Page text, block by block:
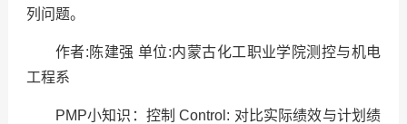
列问题。
作者:陈建强 单位:内蒙古化工职业学院测控与机电
工程系
PMP小知识：控制 Control: 对比实际绩效与计划绩